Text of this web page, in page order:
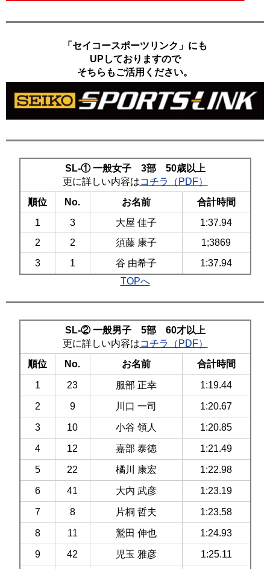
「セイコースポーツリンク」にも
UPしておりますので
そちらもご活用ください。
SL-① 一般女子 3部 50歳以上
更に詳しい内容はコチラ（PDF）
順位
No. お名前
合計時間
1
3 大屋 佳子
1:37.94
2
2 須藤 康子
1;3869
3
1 谷 由希子
1:37.94
TOPへ
SL-② 一般男子 5部 60才以上
更に詳しい内容はコチラ（PDF）
順位
No. お名前 合計時間
1 23 服部 正幸 1:19.44
2 9 川口 一司 1:20.67
3 10 小谷 領人 1:20.85
4 12 嘉部 泰徳 1:21.49
5 22 橘川 康宏 1:22.98
6 41 大内 武彦 1:23.19
7 8 片桐 哲夫 1:23.58
8 11 鷲田 伸也 1:24.93
9 42 児玉 雅彦 1:25.11